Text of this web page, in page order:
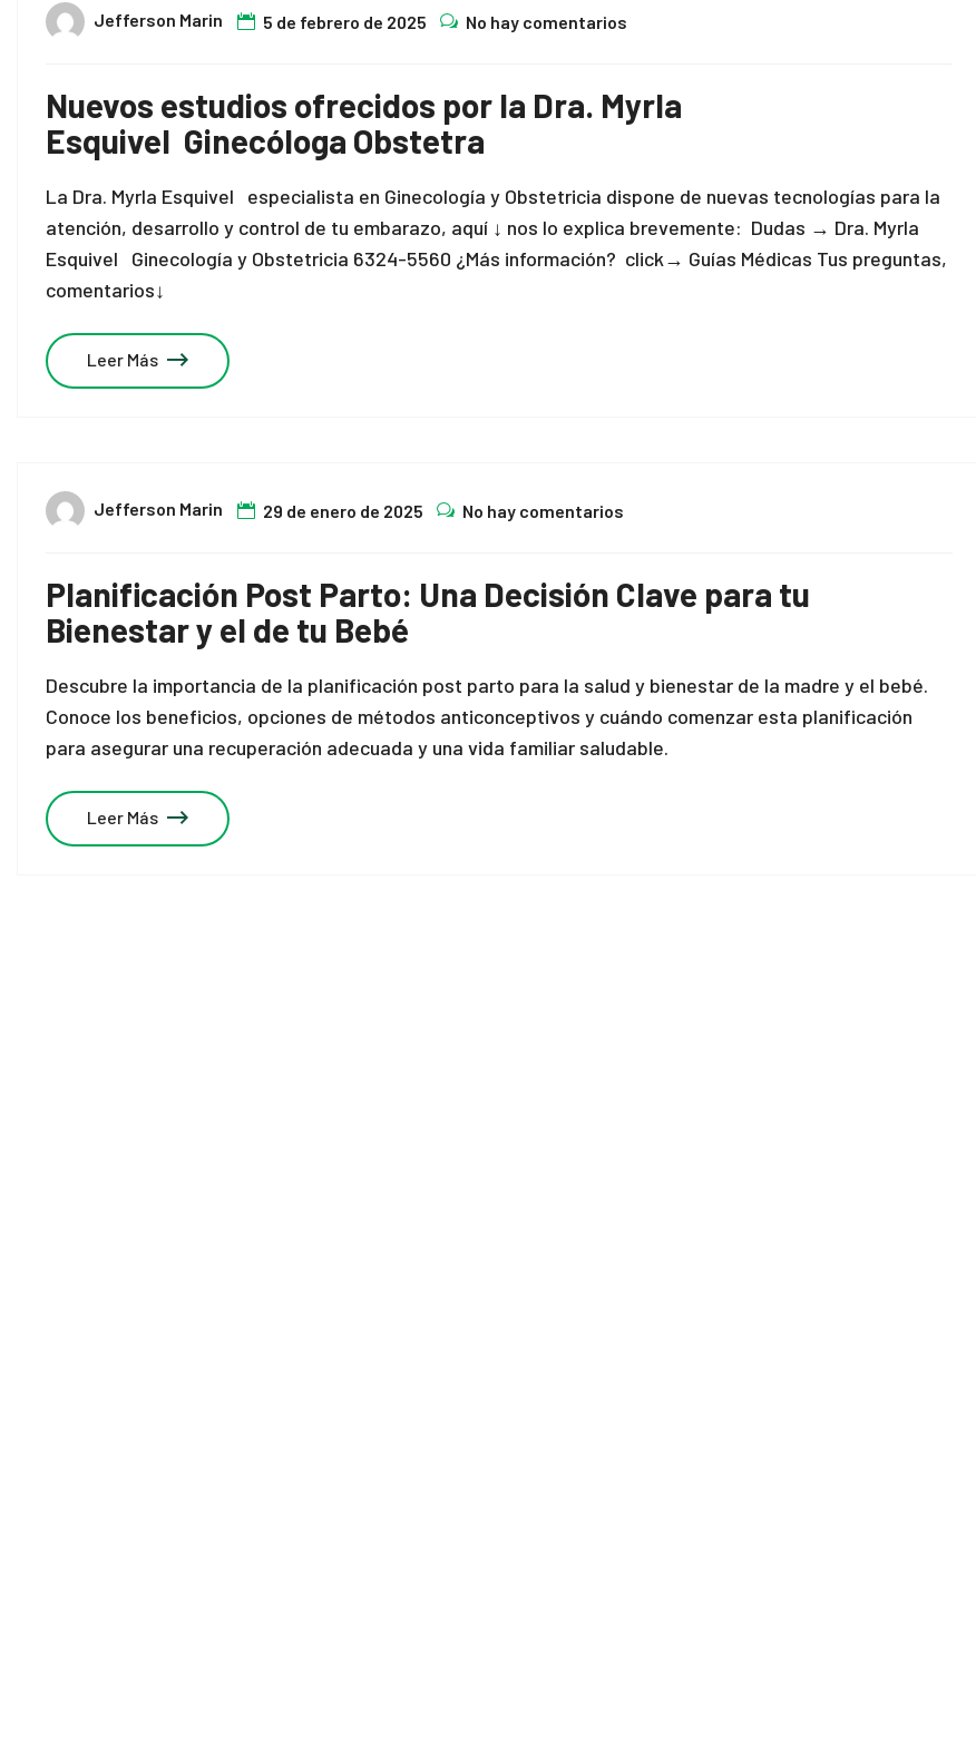
Jefferson Marin 5 de febrero de 2025 No hay comentarios
Nuevos estudios ofrecidos por la Dra. Myrla
Esquivel Ginecóloga Obstetra
La Dra. Myrla Esquivel especialista en Ginecología y Obstetricia dispone de nuevas tecnologías para la
atención, desarrollo y control de tu embarazo, aquí ↓ nos lo explica brevemente: Dudas → Dra. Myrla
Esquivel Ginecología y Obstetricia 6324-5560 ¿Más información? click→ Guías Médicas Tus preguntas,
comentarios↓
Leer Más
Jefferson Marin 29 de enero de 2025 No hay comentarios
Planificación Post Parto: Una Decisión Clave para tu
Bienestar y el de tu Bebé
Descubre la importancia de la planificación post parto para la salud y bienestar de la madre y el bebé.
Conoce los beneficios, opciones de métodos anticonceptivos y cuándo comenzar esta planificación
para asegurar una recuperación adecuada y una vida familiar saludable.
Leer Más